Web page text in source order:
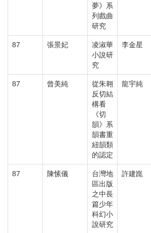
夢》系
列戲曲
研究
87 張景妃
凌淑華
小說研
究
李金星
87 曾美純
從朱翱
反切結
構看
《切
韻》系
韻書重
紐韻類
的認定
龍宇純
87 陳愫儀
台灣地
區出版
之中長
篇少年
科幻小
說研究
許建崑